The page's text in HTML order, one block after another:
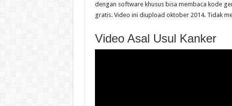
dengan software khusus bisa membaca kode
gratis. Video ini diupload oktober 2014. Tidak
Video Asal Usul Kanker